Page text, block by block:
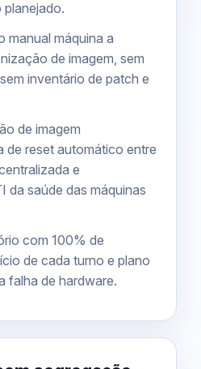
manual máquina a
de imagem, sem
inventário de patch e
de imagem
de reset automático entre
e
da saúde das máquinas
com 100% de
de cada turno e plano
falha de hardware.